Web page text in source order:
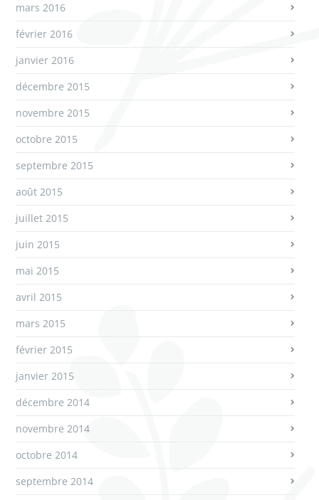
mars 2016
février 2016
janvier 2016
décembre 2015
novembre 2015
octobre 2015
septembre 2015
août 2015
juillet 2015
juin 2015
mai 2015
avril 2015
mars 2015
février 2015
janvier 2015
décembre 2014
novembre 2014
octobre 2014
septembre 2014